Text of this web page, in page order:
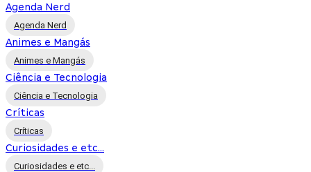
Agenda Nerd
Agenda Nerd
Animes e Mangás
Animes e Mangás
Ciência e Tecnologia
Ciência e Tecnologia
Críticas
Críticas
Curiosidades e etc...
Curiosidades e etc...